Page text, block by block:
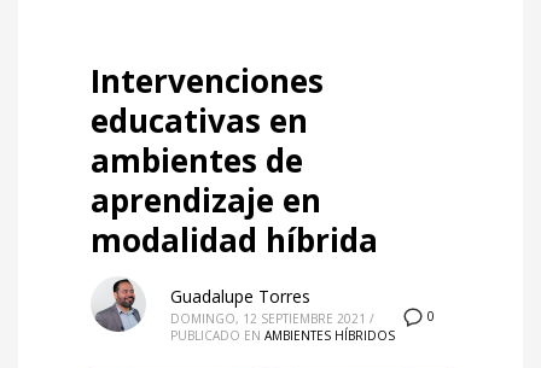
Intervenciones
educativas en
ambientes de
aprendizaje en
modalidad híbrida
0
Guadalupe Torres
DOMINGO, 12 SEPTIEMBRE 2021 /
PUBLICADO EN AMBIENTES HÍBRIDOS